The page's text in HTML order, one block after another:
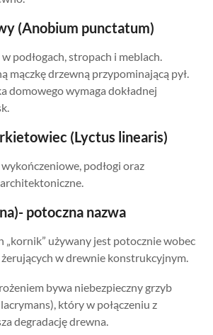
(Anobium punctatum)
podłogach, stropach i meblach.
mączkę drzewną przypominającą pył.
domowego wymaga dokładnej
(Lyctus linearis)
podłogi oraz
potoczna nazwa
„kornik” używany jest potocznie wobec
w drewnie konstrukcyjnym.
bywa niebezpieczny grzyb
który w połączeniu z
degradację drewna.